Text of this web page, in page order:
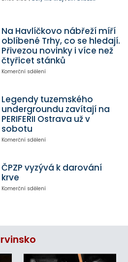
Na Havlíčkovo nábřeží míří
oblíbené Trhy, co se hledají.
Přivezou novinky i více než
čtyřicet stánků
Komerční sdělení
Legendy tuzemského
undergroundu zavítají na
PERIFERII Ostrava už v
sobotu
Komerční sdělení
ČPZP vyzývá k darování
krve
Komerční sdělení